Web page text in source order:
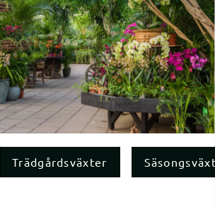
Trädgårdsväxter